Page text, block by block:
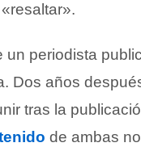
un periodista
Dos años
tras la
de ambas